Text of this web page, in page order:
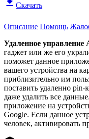
Скачать
Описание Помощь
Удаленное управление
гаджет или же его
поможет данное
вашего устройства на
приблизительно им
поставить удаленно pin-
даже удалить все
приложение на
Google. Если данное
человек, активировать